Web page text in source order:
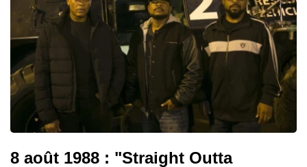
8 août 1988 : "Straight Outta